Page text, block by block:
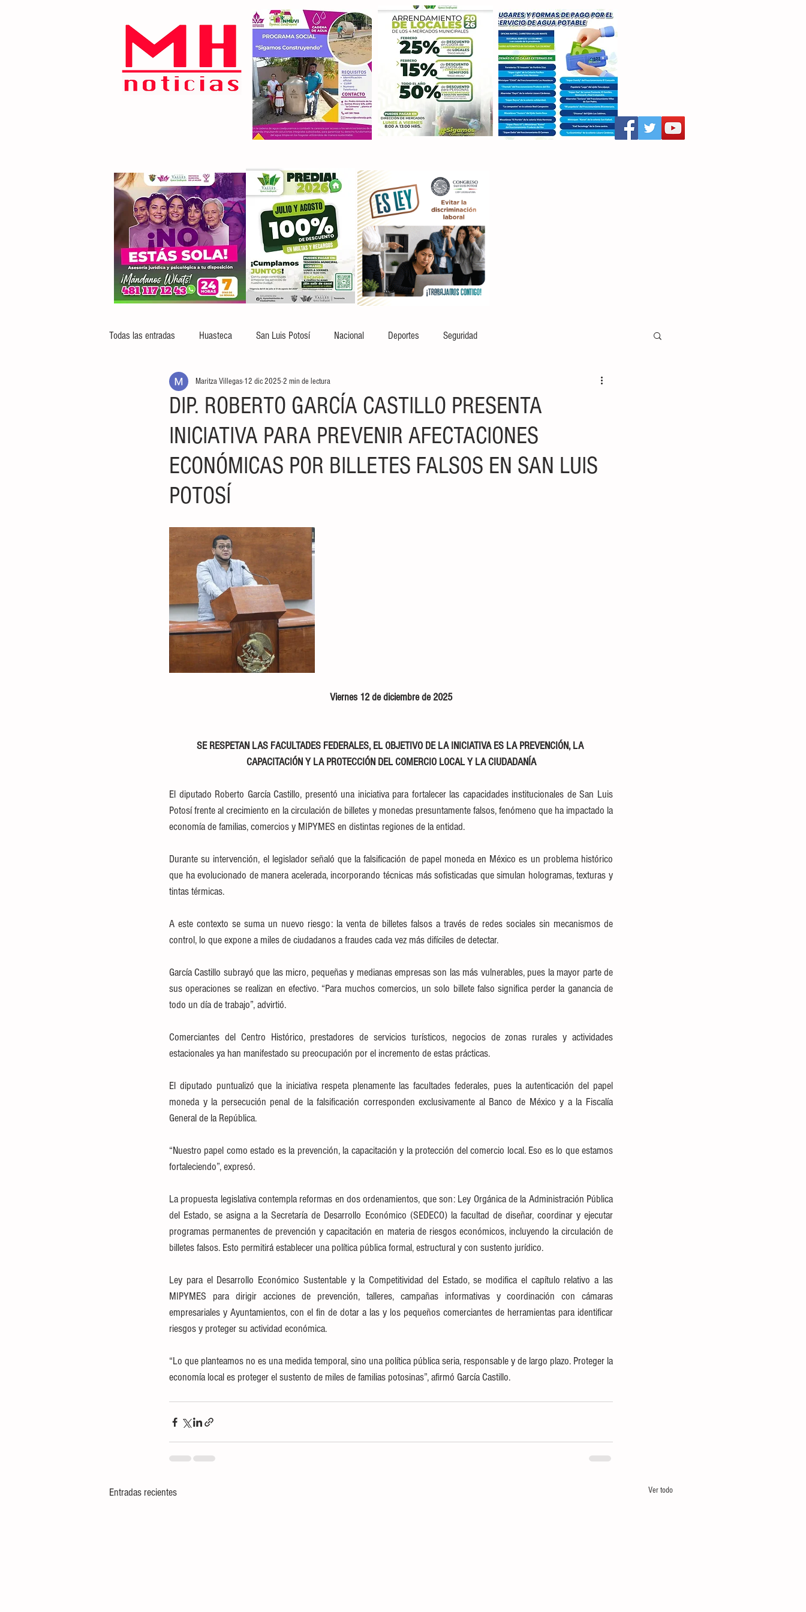
Todas las entradas Huasteca San Luis Potosí Nacional Deportes Seguridad
DIP. ROBERTO GARCÍA CASTILLO PRESENTA
INICIATIVA PARA PREVENIR AFECTACIONES
ECONÓMICAS POR BILLETES FALSOS EN SAN LUIS
POTOSÍ
Maritza Villegas 12 dic 2025 2 min de lectura
Viernes 12 de diciembre de 2025
SE RESPETAN LAS FACULTADES FEDERALES, EL OBJETIVO DE LA INICIATIVA ES LA PREVENCIÓN, LA
CAPACITACIÓN Y LA PROTECCIÓN DEL COMERCIO LOCAL Y LA CIUDADANÍA
El diputado Roberto García Castillo, presentó una iniciativa para fortalecer las capacidades institucionales de San Luis
Potosí frente al crecimiento en la circulación de billetes y monedas presuntamente falsos, fenómeno que ha impactado la
economía de familias, comercios y MIPYMES en distintas regiones de la entidad.
Durante su intervención, el legislador señaló que la falsificación de papel moneda en México es un problema histórico
que ha evolucionado de manera acelerada, incorporando técnicas más sofisticadas que simulan hologramas, texturas y
tintas térmicas.
A este contexto se suma un nuevo riesgo: la venta de billetes falsos a través de redes sociales sin mecanismos de
control, lo que expone a miles de ciudadanos a fraudes cada vez más difíciles de detectar.
García Castillo subrayó que las micro, pequeñas y medianas empresas son las más vulnerables, pues la mayor parte de
sus operaciones se realizan en efectivo. “Para muchos comercios, un solo billete falso significa perder la ganancia de
todo un día de trabajo”, advirtió.
Comerciantes del Centro Histórico, prestadores de servicios turísticos, negocios de zonas rurales y actividades
estacionales ya han manifestado su preocupación por el incremento de estas prácticas.
El diputado puntualizó que la iniciativa respeta plenamente las facultades federales, pues la autenticación del papel
moneda y la persecución penal de la falsificación corresponden exclusivamente al Banco de México y a la Fiscalía
General de la República.
“Nuestro papel como estado es la prevención, la capacitación y la protección del comercio local. Eso es lo que estamos
fortaleciendo”, expresó.
La propuesta legislativa contempla reformas en dos ordenamientos, que son: Ley Orgánica de la Administración Pública
del Estado, se asigna a la Secretaría de Desarrollo Económico (SEDECO) la facultad de diseñar, coordinar y ejecutar
programas permanentes de prevención y capacitación en materia de riesgos económicos, incluyendo la circulación de
billetes falsos. Esto permitirá establecer una política pública formal, estructural y con sustento jurídico.
Ley para el Desarrollo Económico Sustentable y la Competitividad del Estado, se modifica el capítulo relativo a las
MIPYMES para dirigir acciones de prevención, talleres, campañas informativas y coordinación con cámaras
empresariales y Ayuntamientos, con el fin de dotar a las y los pequeños comerciantes de herramientas para identificar
riesgos y proteger su actividad económica.
“Lo que planteamos no es una medida temporal, sino una política pública seria, responsable y de largo plazo. Proteger la
economía local es proteger el sustento de miles de familias potosinas”, afirmó García Castillo.
Entradas recientes Ver todo